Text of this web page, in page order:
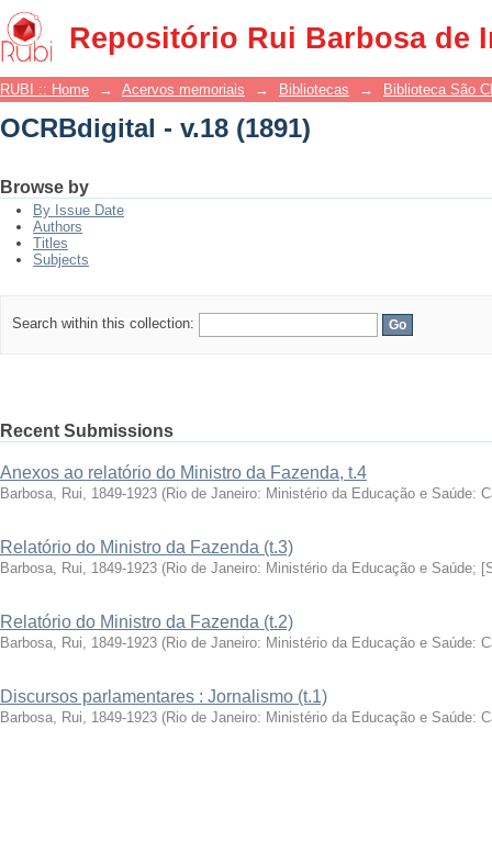
Repositório Rui Barbosa de
OCRBdigital - v.18 (1891)
RUBI :: Home → Acervos memoriais → Bibliotecas → Biblioteca São
OCRBdigital - v.18 (1891)
Browse by
By Issue Date
Authors
Titles
Subjects
Search within this collection:
Recent Submissions
Anexos ao relatório do Ministro da Fazenda, t.4
Barbosa, Rui, 1849-1923 (Rio de Janeiro: Ministério da Educação e Saúde:
Relatório do Ministro da Fazenda (t.3)
Barbosa, Rui, 1849-1923 (Rio de Janeiro: Ministério da Educação e Saúde;
Relatório do Ministro da Fazenda (t.2)
Barbosa, Rui, 1849-1923 (Rio de Janeiro: Ministério da Educação e Saúde:
Discursos parlamentares : Jornalismo (t.1)
Barbosa, Rui, 1849-1923 (Rio de Janeiro: Ministério da Educação e Saúde: